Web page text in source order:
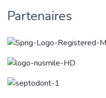
Partenaires